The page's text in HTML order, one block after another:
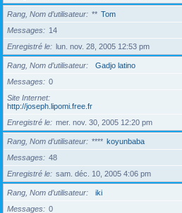
Rang, Nom d’utilisateur ** Tom
Messages
14
Enregistré le
lun. nov. 28, 2005 12:53 pm
Rang, Nom d’utilisateur
Gadjo latino
Messages
0
Site Internet
http://joseph.lipomi.free.fr
Enregistré le
mer. nov. 30, 2005 12:20 pm
Rang, Nom d’utilisateur **** koyunbaba
Messages
48
Enregistré le
sam. déc. 10, 2005 4:06 pm
Rang, Nom d’utilisateur
iki
Messages
0